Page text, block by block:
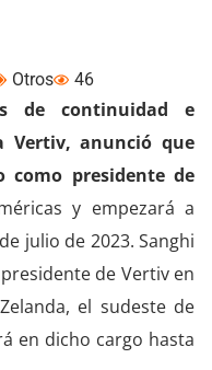
Otros 46
de continuidad e
Vertiv, anunció que
como presidente de
y empezará a
julio de 2023. Sanghi
de Vertiv en
el sudeste de
en dicho cargo hasta